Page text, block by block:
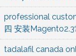
professional
四 安装
tadalafil canada